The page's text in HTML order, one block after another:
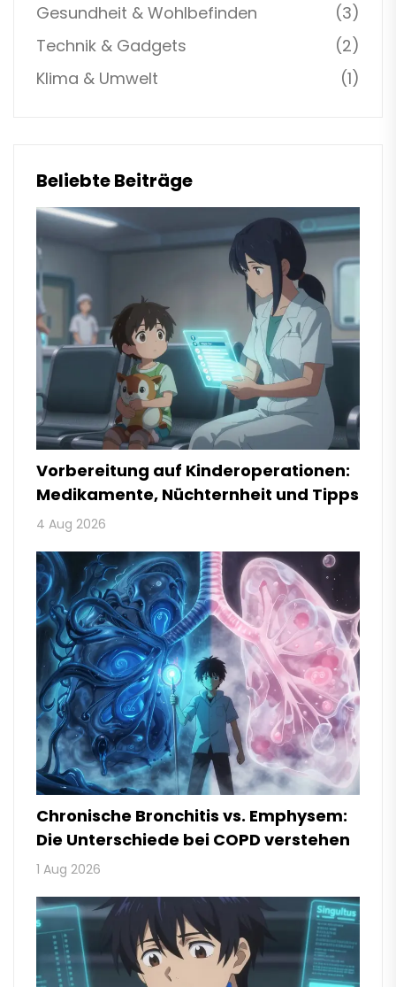
Gesundheit & Wohlbefinden
(3)
Technik & Gadgets
(2)
Klima & Umwelt
(1)
Beliebte Beiträge
Vorbereitung auf Kinderoperationen:
Medikamente, Nüchternheit und Tipps
4 Aug 2026
Chronische Bronchitis vs. Emphysem:
Die Unterschiede bei COPD verstehen
1 Aug 2026